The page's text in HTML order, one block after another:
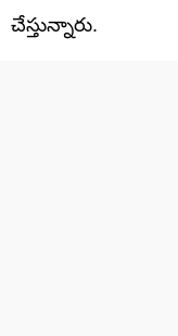
చేస్తున్నారు.